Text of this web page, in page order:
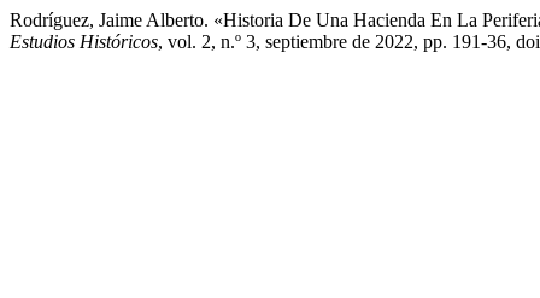
Rodríguez, Jaime Alberto. «Historia De Una Hacienda En La
Estudios Históricos, vol. 2, n.º 3, septiembre de 2022, pp. 191-36,